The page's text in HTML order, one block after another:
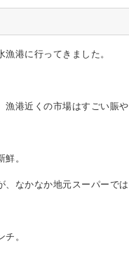
港に行ってきました。
漁港近くの市場はすごい賑
。
、なかなか地元スーパーで
。